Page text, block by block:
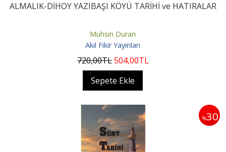
ALMALIK-DİHOY YAZIBAŞI KÖYÜ TARİHİ ve HATIRALAR
Muhsin Duran
Akıl Fikir Yayınları
720,00TL504,00TL
Sepete Ekle
%30